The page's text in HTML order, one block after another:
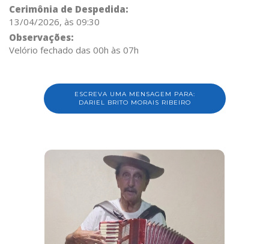
Cerimônia de Despedida:
13/04/2026, às 09:30
Observações:
Velório fechado das 00h às 07h
ESCREVA UMA MENSAGEM PARA:
DARIEL BRITO MORAIS RIBEIRO